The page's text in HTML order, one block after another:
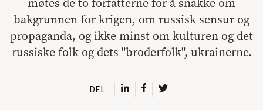
møtes de to forfatterne for å snakke om
bakgrunnen for krigen, om russisk sensur og
propaganda, og ikke minst om kulturen og det
russiske folk og dets "broderfolk", ukrainerne.
DEL